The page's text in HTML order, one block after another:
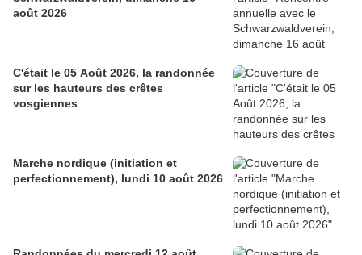
août 2026
C'était le 05 Août 2026, la randonnée
sur les hauteurs des crêtes
vosgiennes
Marche nordique (initiation et
perfectionnement), lundi 10 août 2026